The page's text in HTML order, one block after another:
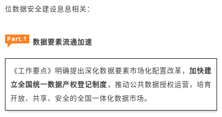
位数据安全建设息息相关：
Part.1 数据要素流通加速
《工作要点》明确提出深化数据要素市场化配置改革， 加快建
立全国统一数据产权登记制度 ，推动公共数据授权运营，培育
开放、共享、安全的全国一体化数据市场。